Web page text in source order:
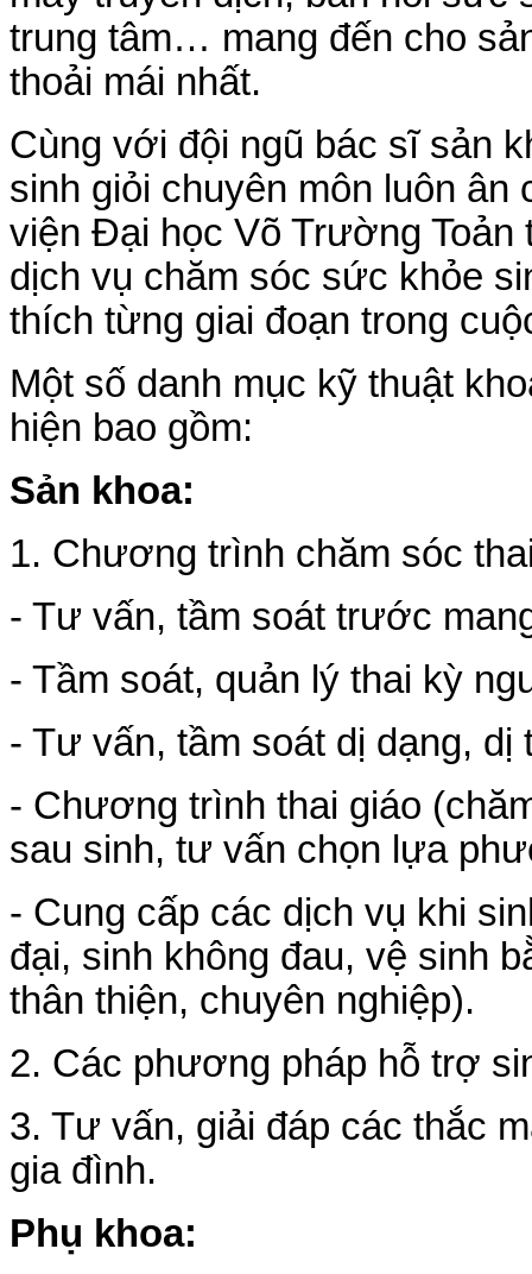
trung tâm… mang đến cho
thoải mái nhất.
Cùng với đội ngũ bác sĩ sản
sinh giỏi chuyên môn luôn
viện Đại học Võ Trường
dịch vụ chăm sóc sức khỏe
thích từng giai đoạn trong
Một số danh mục kỹ thuật
hiện bao gồm:
Sản khoa:
1. Chương trình chăm sóc
- Tư vấn, tầm soát trước
- Tầm soát, quản lý thai kỳ
- Tư vấn, tầm soát dị dạng, dị
- Chương trình thai giáo
sau sinh, tư vấn chọn lựa
- Cung cấp các dịch vụ khi
đại, sinh không đau, vệ sinh
thân thiện, chuyên nghiệp).
2. Các phương pháp hỗ trợ
3. Tư vấn, giải đáp các thắc
gia đình.
Phụ khoa: